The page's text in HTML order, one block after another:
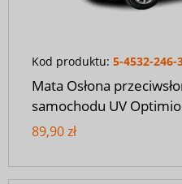
Kod produktu: 5-4532-246-
Mata Osłona
samochodu UV
89,90 zł